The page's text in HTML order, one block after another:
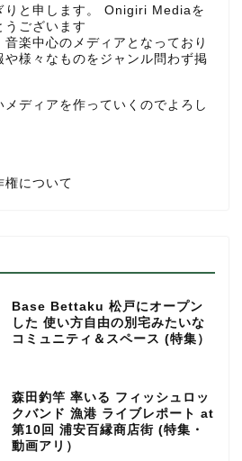
りと申します。 Onigiri Mediaを
うございます
楽中心のメディアとなっており
や様々なものをジャンル問わず掲
メディアを作っていくのでよろし
権について
Base Bettaku 松戸にオープン
した 使い方自由の別宅みたいな
コミュニティ＆スペース (特集）
森田釣竿 率いる フィッシュロッ
クバンド 漁港 ライブレポート at
第10回 浦安百縁商店街 (特集・
動画アリ）